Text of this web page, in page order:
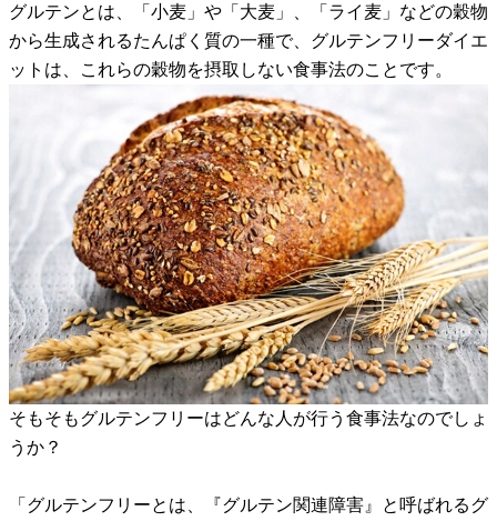
グルテンとは、「小麦」や「大麦」、「ライ麦」などの穀物
から生成されるたんぱく質の一種で、グルテンフリーダイエ
ットは、これらの穀物を摂取しない食事法のことです。
そもそもグルテンフリーはどんな人が行う食事法なのでしょ
うか？
「グルテンフリーとは、『グルテン関連障害』と呼ばれるグ